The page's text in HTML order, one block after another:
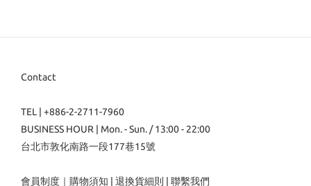
Contact
TEL | +886-2-2711-7960
BUSINESS HOUR | Mon. - Sun. / 13:00 - 22:00
台北市敦化南路一段177巷15號
會員制度 ｜ 購物須知 退換貨細則 聯繫我們